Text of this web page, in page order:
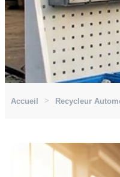
Accueil Recycleur